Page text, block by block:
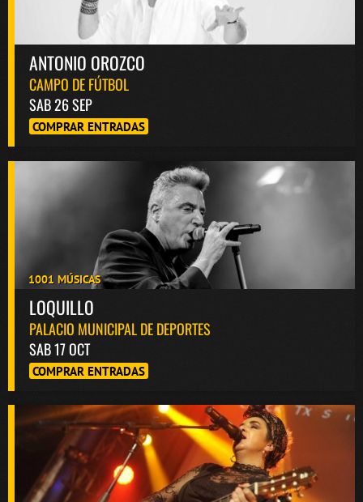
ANTONIO OROZCO
CAMPO DE FÚTBOL
SAB 26 SEP
COMPRAR ENTRADAS
1001 MÚSICAS
LOQUILLO
PALACIO MUNICIPAL DE DEPORTES
SAB 17 OCT
COMPRAR ENTRADAS